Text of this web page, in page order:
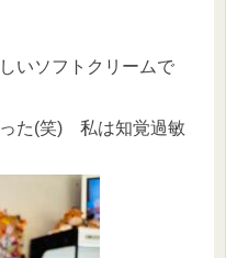
いソフトクリームで
た(笑) 私は知覚過敏